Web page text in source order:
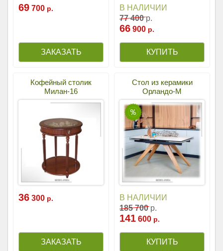
69 700 р.
В НАЛИЧИИ
77 400р.
66 900 р.
Кофейный столик
Милан-16
36 300 р.
Стол из керамики
Орландо-М
В НАЛИЧИИ
185 700р.
141 600 р.